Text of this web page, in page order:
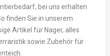
bei uns erhalten
finden Sie in unserem
Artikel für Nager, alles
sowie Zubehör für